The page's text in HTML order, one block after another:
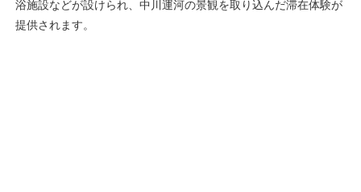
浴施設などが設けられ、中川運河の景観を取り込んだ滞在体験が
提供されます。